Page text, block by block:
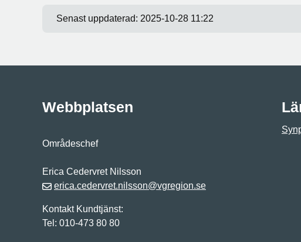
Senast uppdaterad: 2025-10-28 11:22
Webbplatsen
Områdeschef
Erica Cedervret Nilsson
erica.cedervret.nilsson@vgregion.se
Kontakt Kundtjänst:
Tel: 010-473 80 80